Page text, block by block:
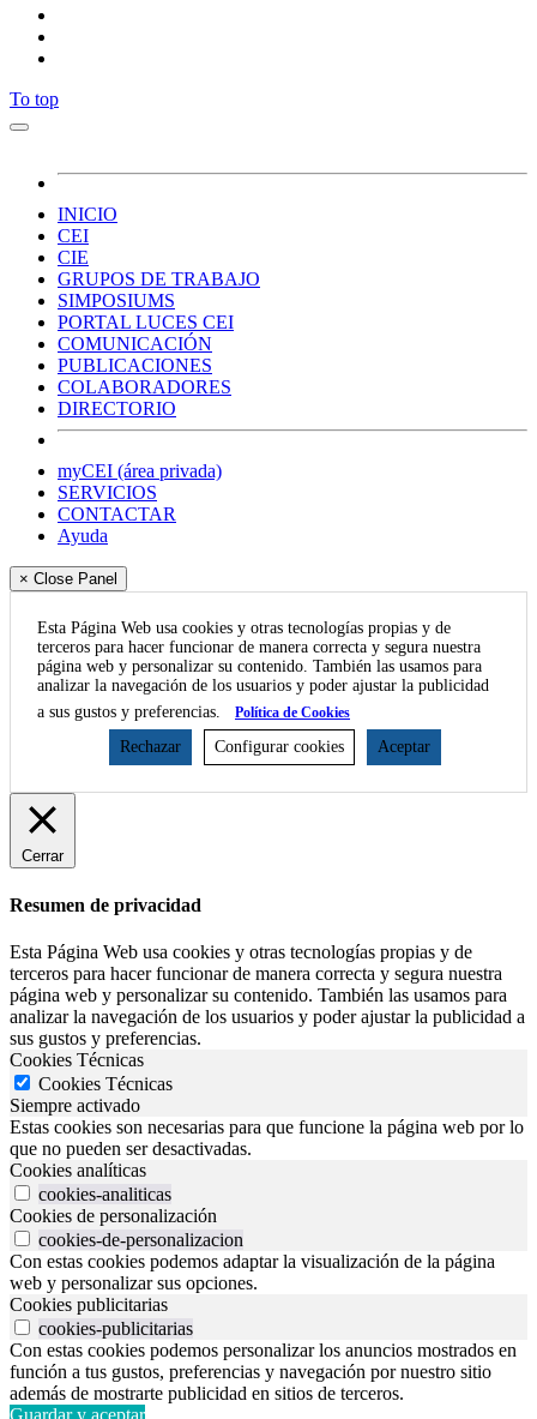
To top
INICIO
CEI
CIE
GRUPOS DE TRABAJO
SIMPOSIUMS
PORTAL LUCES CEI
COMUNICACIÓN
PUBLICACIONES
COLABORADORES
DIRECTORIO
myCEI (área privada)
SERVICIOS
CONTACTAR
Ayuda
× Close Panel
Esta Página Web usa cookies y otras tecnologías propias y de
terceros para hacer funcionar de manera correcta y segura nuestra
página web y personalizar su contenido. También las usamos para
analizar la navegación de los usuarios y poder ajustar la publicidad
a sus gustos y preferencias.
Política de Cookies
Rechazar Configurar cookies Aceptar
Cerrar
Resumen de privacidad
Esta Página Web usa cookies y otras tecnologías propias y de
terceros para hacer funcionar de manera correcta y segura nuestra
página web y personalizar su contenido. También las usamos para
analizar la navegación de los usuarios y poder ajustar la publicidad a
sus gustos y preferencias.
Cookies Técnicas
Cookies Técnicas
Siempre activado
Estas cookies son necesarias para que funcione la página web por lo
que no pueden ser desactivadas.
Cookies analíticas
cookies-analiticas
Cookies de personalización
cookies-de-personalizacion
Con estas cookies podemos adaptar la visualización de la página
web y personalizar sus opciones.
Cookies publicitarias
cookies-publicitarias
Con estas cookies podemos personalizar los anuncios mostrados en
función a tus gustos, preferencias y navegación por nuestro sitio
además de mostrarte publicidad en sitios de terceros.
Guardar y aceptar